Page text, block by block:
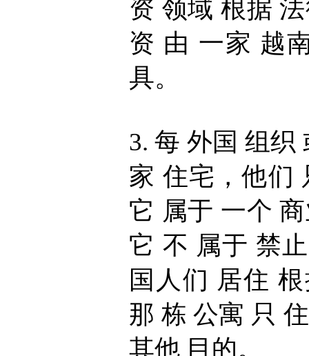
资 领域 根据
资 由 一家 越
具。
3. 每 外国 组织
家 住宅，他们
它 属于 一个
它 不 属于 禁
国人们 居住
那 栋 公寓 只
其他 目的。